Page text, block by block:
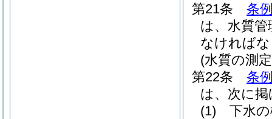
第21条
条
は、水質管
なければ
(水質の測
第22条
条
は、次に
(1)
下水